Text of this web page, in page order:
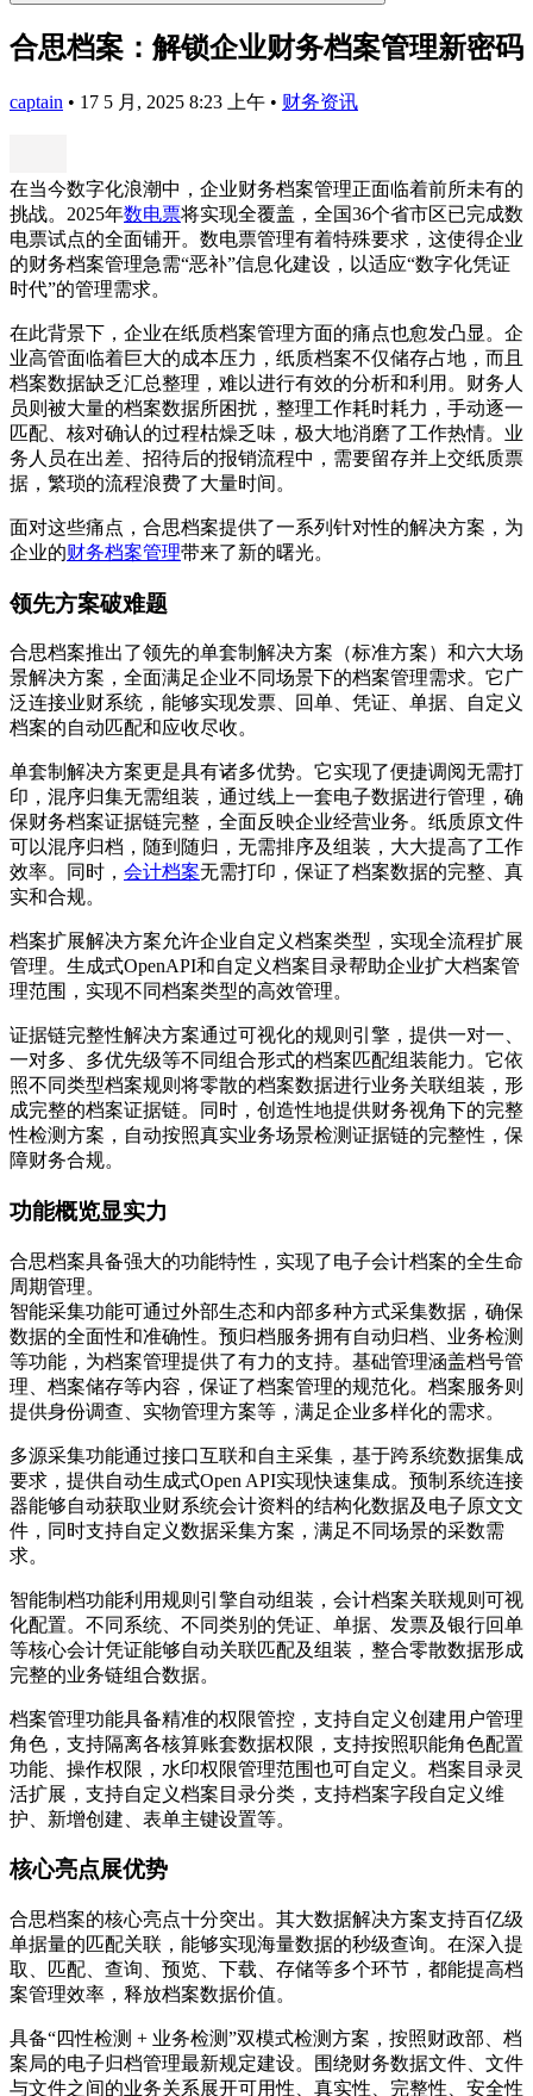
合思档案：解锁企业财务档案管理新密码
captain • 17 5 月, 2025 8:23 上午 • 财务资讯
在当今数字化浪潮中，企业财务档案管理正面临着前所未有的
挑战。2025年数电票将实现全覆盖，全国36个省市区已完成数
电票试点的全面铺开。数电票管理有着特殊要求，这使得企业
的财务档案管理急需“恶补”信息化建设，以适应“数字化凭证
时代”的管理需求。
在此背景下，企业在纸质档案管理方面的痛点也愈发凸显。企
业高管面临着巨大的成本压力，纸质档案不仅储存占地，而且
档案数据缺乏汇总整理，难以进行有效的分析和利用。财务人
员则被大量的档案数据所困扰，整理工作耗时耗力，手动逐一
匹配、核对确认的过程枯燥乏味，极大地消磨了工作热情。业
务人员在出差、招待后的报销流程中，需要留存并上交纸质票
据，繁琐的流程浪费了大量时间。
面对这些痛点，合思档案提供了一系列针对性的解决方案，为
企业的财务档案管理带来了新的曙光。
领先方案破难题
合思档案推出了领先的单套制解决方案（标准方案）和六大场
景解决方案，全面满足企业不同场景下的档案管理需求。它广
泛连接业财系统，能够实现发票、回单、凭证、单据、自定义
档案的自动匹配和应收尽收。
单套制解决方案更是具有诸多优势。它实现了便捷调阅无需打
印，混序归集无需组装，通过线上一套电子数据进行管理，确
保财务档案证据链完整，全面反映企业经营业务。纸质原文件
可以混序归档，随到随归，无需排序及组装，大大提高了工作
效率。同时， 会计档案无需打印，保证了档案数据的完整、真
实和合规。
档案扩展解决方案允许企业自定义档案类型，实现全流程扩展
管理。生成式OpenAPI和自定义档案目录帮助企业扩大档案管
理范围，实现不同档案类型的高效管理。
证据链完整性解决方案通过可视化的规则引擎，提供一对一、
一对多、多优先级等不同组合形式的档案匹配组装能力。它依
照不同类型档案规则将零散的档案数据进行业务关联组装，形
成完整的档案证据链。同时，创造性地提供财务视角下的完整
性检测方案，自动按照真实业务场景检测证据链的完整性，保
障财务合规。
功能概览显实力
合思档案具备强大的功能特性，实现了电子会计档案的全生命
周期管理。
智能采集功能可通过外部生态和内部多种方式采集数据，确保
数据的全面性和准确性。预归档服务拥有自动归档、业务检测
等功能，为档案管理提供了有力的支持。基础管理涵盖档号管
理、档案储存等内容，保证了档案管理的规范化。档案服务则
提供身份调查、实物管理方案等，满足企业多样化的需求。
多源采集功能通过接口互联和自主采集，基于跨系统数据集成
要求，提供自动生成式Open API实现快速集成。预制系统连接
器能够自动获取业财系统会计资料的结构化数据及电子原文文
件，同时支持自定义数据采集方案，满足不同场景的采数需
求。
智能制档功能利用规则引擎自动组装，会计档案关联规则可视
化配置。不同系统、不同类别的凭证、单据、发票及银行回单
等核心会计凭证能够自动关联匹配及组装，整合零散数据形成
完整的业务链组合数据。
档案管理功能具备精准的权限管控，支持自定义创建用户管理
角色，支持隔离各核算账套数据权限，支持按照职能角色配置
功能、操作权限，水印权限管理范围也可自定义。档案目录灵
活扩展，支持自定义档案目录分类，支持档案字段自定义维
护、新增创建、表单主键设置等。
核心亮点展优势
合思档案的核心亮点十分突出。其大数据解决方案支持百亿级
单据量的匹配关联，能够实现海量数据的秒级查询。在深入提
取、匹配、查询、预览、下载、存储等多个环节，都能提高档
案管理效率，释放档案数据价值。
具备“四性检测 + 业务检测”双模式检测方案，按照财政部、档
案局的电子归档管理最新规定建设。围绕财务数据文件、文件
与文件之间的业务关系展开可用性、真实性、完整性、安全性